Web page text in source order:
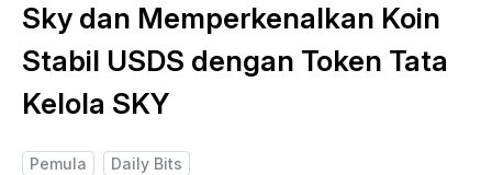
Sky dan Memperkenalkan Koin
Stabil USDS dengan Token Tata
Kelola SKY
Pemula
Daily Bits